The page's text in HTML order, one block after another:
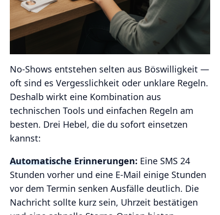
No-Shows entstehen selten aus Böswilligkeit —
oft sind es Vergesslichkeit oder unklare Regeln.
Deshalb wirkt eine Kombination aus
technischen Tools und einfachen Regeln am
besten. Drei Hebel, die du sofort einsetzen
kannst:
Automatische Erinnerungen: Eine SMS 24
Stunden vorher und eine E‑Mail einige Stunden
vor dem Termin senken Ausfälle deutlich. Die
Nachricht sollte kurz sein, Uhrzeit bestätigen